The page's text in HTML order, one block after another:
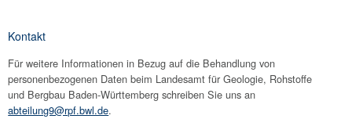
Kontakt
Für weitere Informationen in Bezug auf die Behandlung von
personenbezogenen Daten beim Landesamt für Geologie, Rohstoffe
und Bergbau Baden-Württemberg schreiben Sie uns an
abteilung9@rpf.bwl.de.